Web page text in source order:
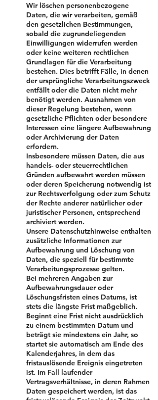
Wir löschen personenbezogene
Daten, die wir verarbeiten, gemäß
den gesetzlichen Bestimmungen,
sobald die zugrundeliegenden
Einwilligungen widerrufen werden
oder keine weiteren rechtlichen
Grundlagen für die Verarbeitung
bestehen. Dies betrifft Fälle, in denen
der ursprüngliche Verarbeitungszweck
entfällt oder die Daten nicht mehr
benötigt werden. Ausnahmen von
dieser Regelung bestehen, wenn
gesetzliche Pflichten oder besondere
Interessen eine längere Aufbewahrung
oder Archivierung der Daten
erfordern.
Insbesondere müssen Daten, die aus
handels- oder steuerrechtlichen
Gründen aufbewahrt werden müssen
oder deren Speicherung notwendig ist
zur Rechtsverfolgung oder zum Schutz
der Rechte anderer natürlicher oder
juristischer Personen, entsprechend
archiviert werden.
Unsere Datenschutzhinweise enthalten
zusätzliche Informationen zur
Aufbewahrung und Löschung von
Daten, die speziell für bestimmte
Verarbeitungsprozesse gelten.
Bei mehreren Angaben zur
Aufbewahrungsdauer oder
Löschungsfristen eines Datums, ist
stets die längste Frist maßgeblich.
Beginnt eine Frist nicht ausdrücklich
zu einem bestimmten Datum und
beträgt sie mindestens ein Jahr, so
startet sie automatisch am Ende des
Kalenderjahres, in dem das
fristauslösende Ereignis eingetreten
ist. Im Fall laufender
Vertragsverhältnisse, in deren Rahmen
Daten gespeichert werden, ist das